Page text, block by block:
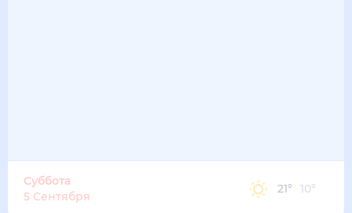
Суббота
5 Сентября
21° 10°